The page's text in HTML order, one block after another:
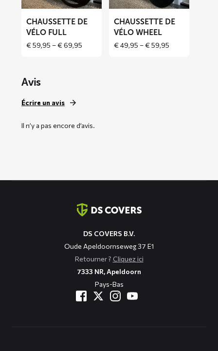
vélo
FULL
CHAUSSETTE DE
VÉLO FULL
€59,95 –€69,95Price
vélo
WHEEL
CHAUSSETTE DE
VÉLO WHEEL
€49,95 –€59,95Price
Avis
Écrire un avis
Il n’y a pas encore d’avis.
DS COVERS B.V.
Oude Apeldoornseweg 37 E1
Retourner ? Cliquez ici
7333 NR, Apeldoorn
Pays-Bas